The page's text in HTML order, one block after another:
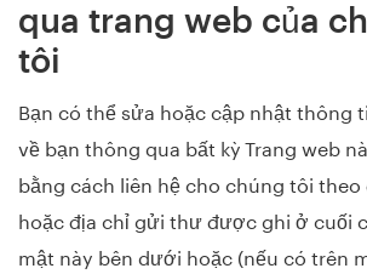
qua trang web của
tôi
Bạn có thể sửa hoặc cập nhật thông
về bạn thông qua bất kỳ Trang web
bằng cách liên hệ cho chúng tôi theo
hoặc địa chỉ gửi thư được ghi ở cuối
mật này bên dưới hoặc (nếu có trên